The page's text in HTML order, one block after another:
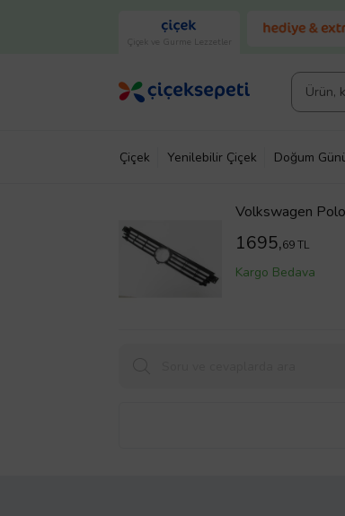
Çiçek ve Gurme Lezzetler
Çiçek Yenilebilir Çiçek Doğum
Volkswagen
1695,69 TL
Kargo Bedava